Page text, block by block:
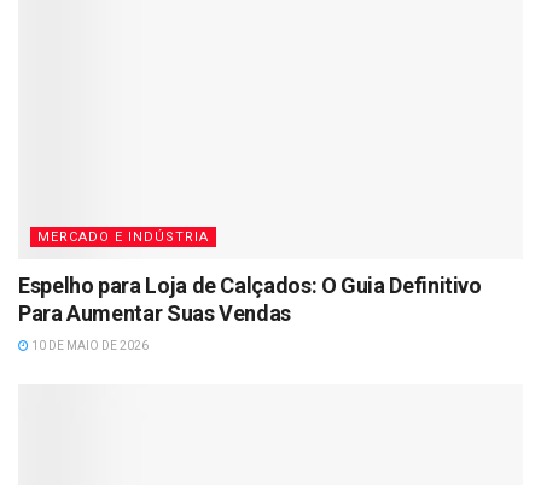
MERCADO E INDÚSTRIA
Espelho para Loja de Calçados: O Guia Definitivo
Para Aumentar Suas Vendas
10 DE MAIO DE 2026